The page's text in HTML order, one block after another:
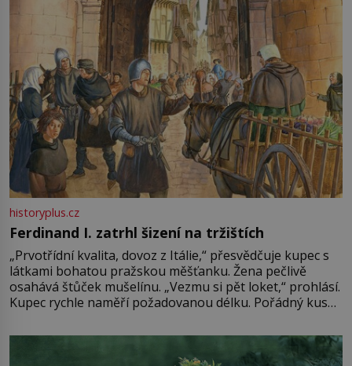
historyplus.cz
Ferdinand I. zatrhl šizení na tržištích
„Prvotřídní kvalita, dovoz z Itálie,“ přesvědčuje kupec s
látkami bohatou pražskou měšťanku. Žena pečlivě
osahává štůček mušelínu. „Vezmu si pět loket,“ prohlásí.
Kupec rychle naměří požadovanou délku. Pořádný kus
milostpaní. Stačí jenom na sukni,“ zhodnotí švadlena
množství růžového mušelínu. „Ošidili vás, podívejte.“